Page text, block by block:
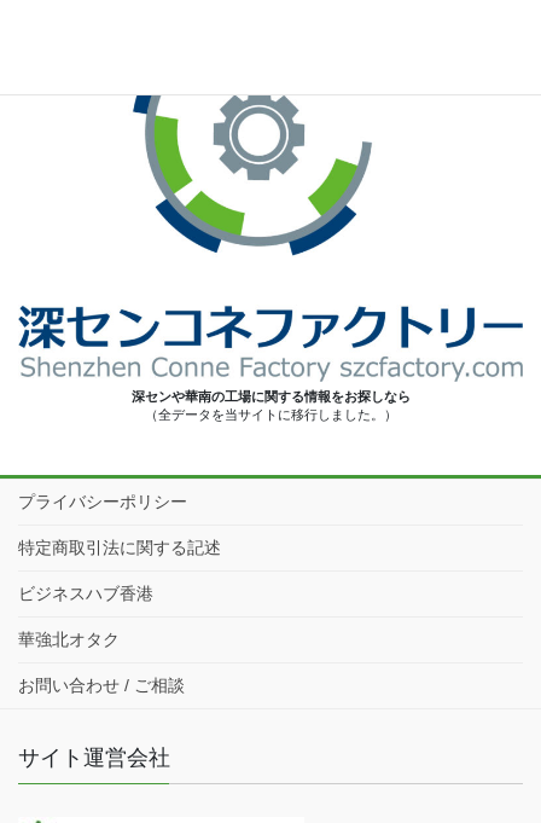
深センや華南の工場に関する情報をお探しなら
（全データを当サイトに移行しました。）
プライバシーポリシー
特定商取引法に関する記述
ビジネスハブ香港
華強北オタク
お問い合わせ / ご相談
サイト運営会社